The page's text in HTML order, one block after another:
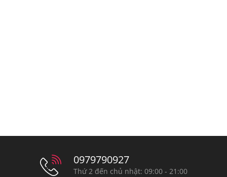
0979790927
Thứ 2 đến chủ nhật: 09:00 - 21:00